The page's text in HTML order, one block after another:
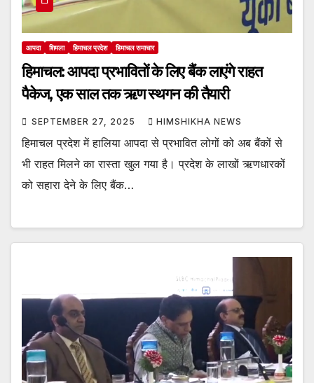
आपदा शिमला हिमाचल प्रदेश हिमाचल समाचार
हिमाचल: आपदा प्रभावितों के लिए बैंक लाएंगे राहत
पैकेज, एक साल तक ऋण स्थगन की तैयारी
SEPTEMBER 27, 2025 HIMSHIKHA NEWS
हिमाचल प्रदेश में हालिया आपदा से प्रभावित लोगों को अब बैंकों से
भी राहत मिलने का रास्ता खुल गया है। प्रदेश के लाखों ऋणधारकों
को सहारा देने के लिए बैंक…